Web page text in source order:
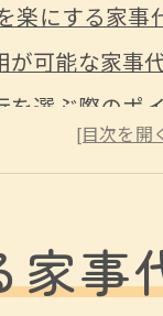
楽にする家事
が可能な家事
を選ぶ際のポ
のための時間管
の依頼で解決
の短期利用が
事